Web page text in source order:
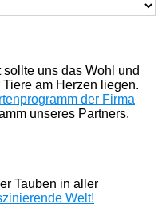
uns das Wohl und
am Herzen liegen.
der Firma
unseres Partners.
Tauben in aller
Welt!